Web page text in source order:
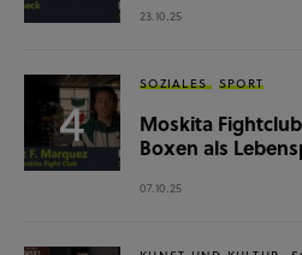
23.10.25
SOZIALES SPORT
Moskita
Boxen als
07.10.25